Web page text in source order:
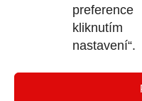
kliknutím
nastavení“.